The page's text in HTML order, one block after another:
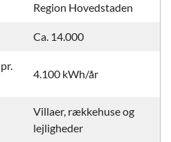
Region Hovedstaden
Ca. 14.000
4.100 kWh/år
Villaer, rækkehuse og
lejligheder